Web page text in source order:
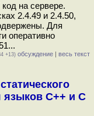
на сервере.
2.4.49 и 2.4.50,
Для
оперативно
+13) обсуждение | весь текст
языков C++ и С